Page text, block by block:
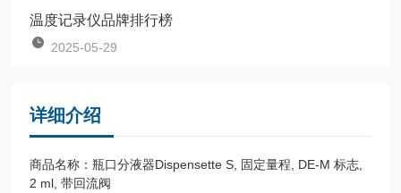
温度记录仪品牌排行榜
2025-05-29
详细介绍
商品名称：瓶口分液器Dispensette S, 固定量程, DE-M 标志,
2 ml, 带回流阀